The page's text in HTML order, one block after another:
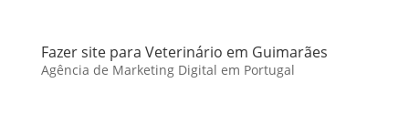
Fazer site para Veterinário em Guimarães
Agência de Marketing Digital em Portugal